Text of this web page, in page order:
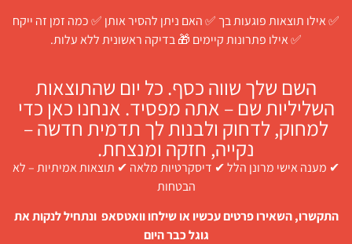
✅ אילו תוצאות פוגעות בך ✅ האם ניתן להסיר אותן ✅ כמה זמן זה ייקח
✅ אילו פתרונות קיימים 🎁 בדיקה ראשונית ללא עלות.
השם שלך שווה כסף. כל יום שהתוצאות
השליליות שם – אתה מפסיד. אנחנו כאן כדי
למחוק, לדחוק ולבנות לך תדמית חדשה –
נקייה, חזקה ומנצחת.
✔ מענה אישי מרונן הלל ✔ דיסקרטיות מלאה ✔ תוצאות אמיתיות – לא
הבטחות
התקשרו, השאירו פרטים עכשיו או שילחו וואטסאפ ונתחיל לנקות את
גוגל כבר היום